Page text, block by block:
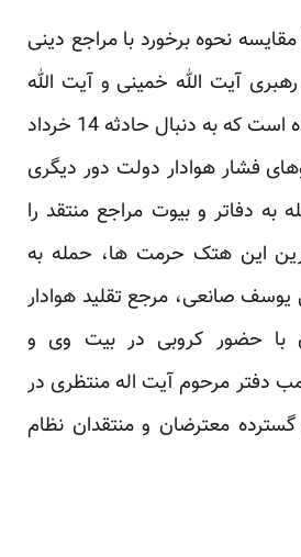
نحوه برخورد با مراجع دینی
آیت الله خمینی و آیت الله
خامنه ای یادآوری کرده است که به دنبال حادثه 14 خرداد
فشار هوادار دولت دور دیگری
دفاتر و بیوت مراجع منتقد را
ترین این هتک حرمت ها، حمله به
یوسف صانعی، مرجع تقلید هوادار
با حضور کروبی در بیت وی و
دفتر مرحوم آیت اله منتظری در
معترضان و منتقدان نظام